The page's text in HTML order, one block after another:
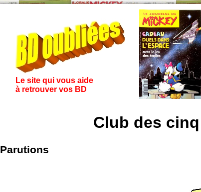
Le site qui vous aide
à retrouver vos BD
Club des
Parutions